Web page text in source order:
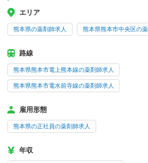
エリア
熊本県の薬剤師求人 熊本県熊本市中央区の
路線
熊本県熊本市電上熊本線の薬剤師求人
熊本県熊本市電水前寺線の薬剤師求人
雇用形態
熊本県の正社員の薬剤師求人
年収